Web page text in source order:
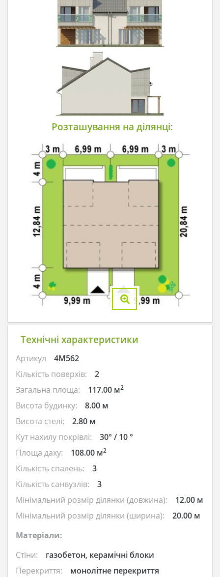
Розташування на ділянці:
Технічні характеристики
Артикул
4M562
Кількість поверхів:
2
Загальна площа:
117.00 м2
Висота будинку:
8.00 м
Висота стелі:
2.80 м
Кут нахилу покрівлі:
30° / 10 °
Площа даху:
108.00 м2
Кількість спалень:
3
Кількість санвузлів:
3
Мінімальний розмір ділянки (довжина):
12.00 м
Мінімальний розмір ділянки (ширина):
20.00 м
Матеріали:
Стіни:
газобетон, керамічні блоки
Перекриття:
монолітне перекриття